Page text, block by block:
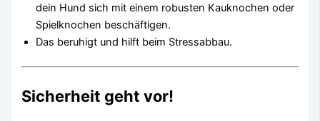
dein Hund sich mit einem robusten Kauknochen oder
Spielknochen beschäftigen.
Das beruhigt und hilft beim Stressabbau.
Sicherheit geht vor!